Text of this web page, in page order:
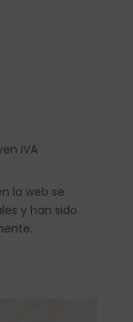
IVA
la web se
y han sido